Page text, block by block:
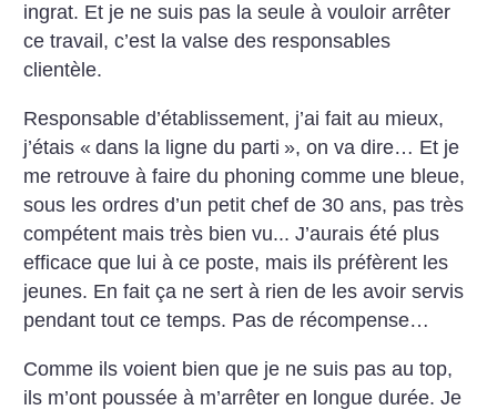
ingrat. Et je ne suis pas la seule à vouloir arrêter
ce travail, c’est la valse des responsables
clientèle.
Responsable d’établissement, j’ai fait au mieux,
j’étais « dans la ligne du parti », on va dire… Et je
me retrouve à faire du phoning comme une bleue,
sous les ordres d’un petit chef de 30 ans, pas très
compétent mais très bien vu... J’aurais été plus
efficace que lui à ce poste, mais ils préfèrent les
jeunes. En fait ça ne sert à rien de les avoir servis
pendant tout ce temps. Pas de récompense…
Comme ils voient bien que je ne suis pas au top,
ils m’ont poussée à m’arrêter en longue durée. Je